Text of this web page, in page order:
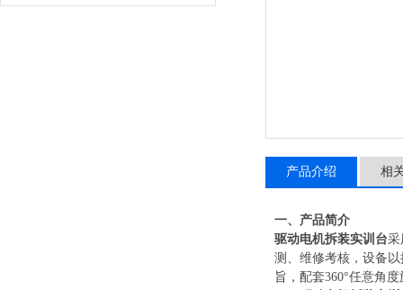
产品介绍 相
一、 产品简介
驱动电机拆装实训台采
测、维修考核，设备
旨，配套360°任意角